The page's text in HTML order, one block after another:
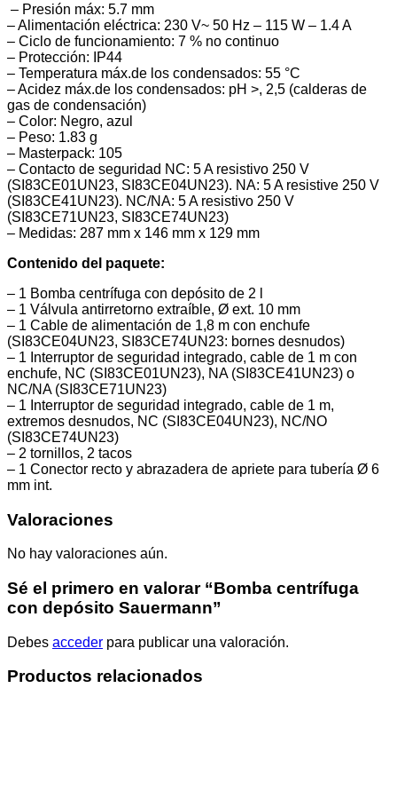
– Presión máx: 5.7 mm
– Alimentación eléctrica: 230 V~ 50 Hz – 115 W – 1.4 A
– Ciclo de funcionamiento: 7 % no continuo
– Protección: IP44
– Temperatura máx.de los condensados: 55 °C
– Acidez máx.de los condensados: pH >, 2,5 (calderas de
gas de condensación)
– Color: Negro, azul
– Peso: 1.83 g
– Masterpack: 105
– Contacto de seguridad NC: 5 A resistivo 250 V
(SI83CE01UN23, SI83CE04UN23). NA: 5 A resistive 250 V
(SI83CE41UN23). NC/NA: 5 A resistivo 250 V
(SI83CE71UN23, SI83CE74UN23)
– Medidas: 287 mm x 146 mm x 129 mm
Contenido del paquete:
– 1 Bomba centrífuga con depósito de 2 l
– 1 Válvula antirretorno extraíble, Ø ext. 10 mm
– 1 Cable de alimentación de 1,8 m con enchufe
(SI83CE04UN23, SI83CE74UN23: bornes desnudos)
– 1 Interruptor de seguridad integrado, cable de 1 m con
enchufe, NC (SI83CE01UN23), NA (SI83CE41UN23) o
NC/NA (SI83CE71UN23)
– 1 Interruptor de seguridad integrado, cable de 1 m,
extremos desnudos, NC (SI83CE04UN23), NC/NO
(SI83CE74UN23)
– 2 tornillos, 2 tacos
– 1 Conector recto y abrazadera de apriete para tubería Ø 6
mm int.
Valoraciones
No hay valoraciones aún.
Sé el primero en valorar “Bomba centrífuga
con depósito Sauermann”
Debes acceder para publicar una valoración.
Productos relacionados